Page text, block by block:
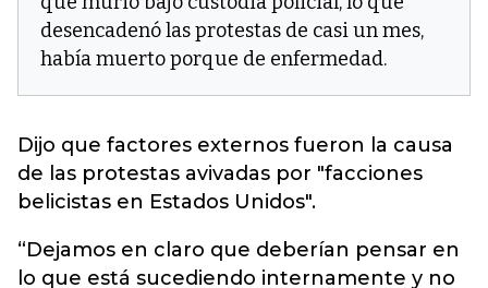
desencadenó las protestas de casi un mes,
había muerto porque de enfermedad.
Dijo que factores externos fueron la causa
de las protestas avivadas por "facciones
belicistas en Estados Unidos".
“Dejamos en claro que deberían pensar en
lo que está sucediendo internamente y no